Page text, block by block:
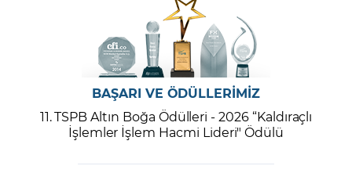
BAŞARI VE ÖDÜLLERİMİZ
11. TSPB Altın Boğa Ödülleri - 2026 “Kaldıraçlı
İşlemler İşlem Hacmi Lideri" Ödülü